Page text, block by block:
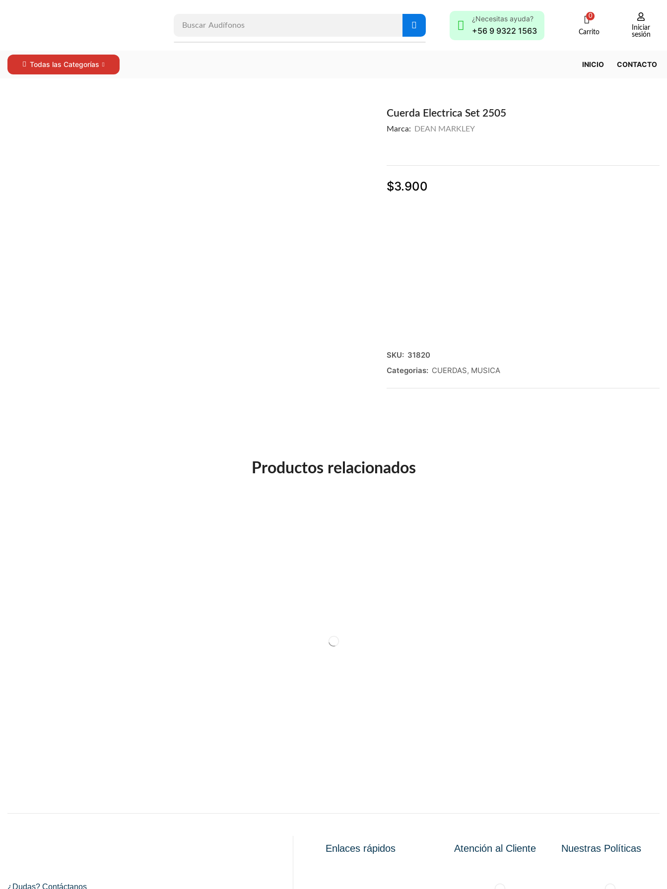
Buscar Audífonos
¿Necesitas ayuda?
+56 9 9322 1563
0
Carrito
Iniciar
sesión
Todas las Categorías INICIO CONTACTO
Cuerda Electrica Set 2505
Marca: DEAN MARKLEY
$3.900
SKU: 31820
Categorias: CUERDAS, MUSICA
Productos relacionados
¿Dudas? Contáctanos
Enlaces rápidos Atención al Cliente Nuestras Políticas